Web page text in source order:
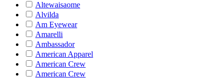
Altewaisaome
Alvilda
Am Eyewear
Amarelli
Ambassador
American Apparel
American Crew
American Crew